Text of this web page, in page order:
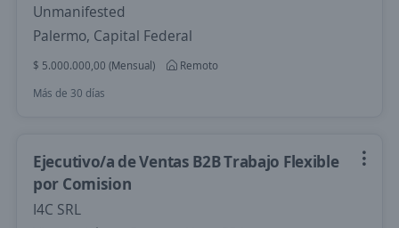
Unmanifested
Palermo, Capital Federal
$ 5.000.000,00 (Mensual)
Remoto
Más de 30 días
Ejecutivo/a de Ventas B2B Trabajo Flexible
por Comision
I4C SRL